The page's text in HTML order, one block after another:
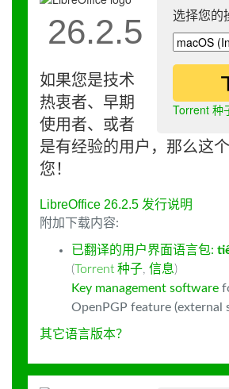
选择您的
Torrent 种
26.2.5
如果您是技术
热衷者、早期
使用者、或者
是有经验的用户，那么这
您！
LibreOffice 26.2.5 发行说明
附加下载内容:
已翻译的用户界面语言包:
(Torrent 种子, 信息)
Key management software
OpenPGP feature (external
其它语言版本？